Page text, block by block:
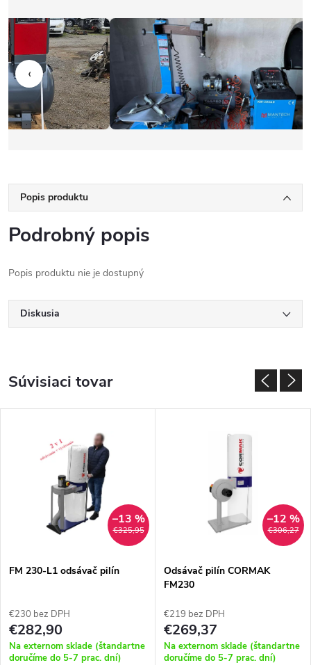
‹
Popis produktu
Podrobný popis
Popis produktu nie je dostupný
Diskusia
Súvisiaci tovar
€325,95
–13 %
FM 230-L1 odsávač pilín
€230 bez DPH
€282,90
Na externom sklade (štandartne
doručíme do 5-7 prac. dní)
€306,27
–12 %
Odsávač pilín CORMAK
FM230
€219 bez DPH
€269,37
Na externom sklade (štandartne
doručíme do 5-7 prac. dní)